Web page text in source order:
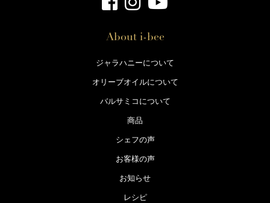
About i-bee
ジャラハニーについて
オリーブオイルについて
バルサミコについて
商品
シェフの声
お客様の声
お知らせ
レシピ